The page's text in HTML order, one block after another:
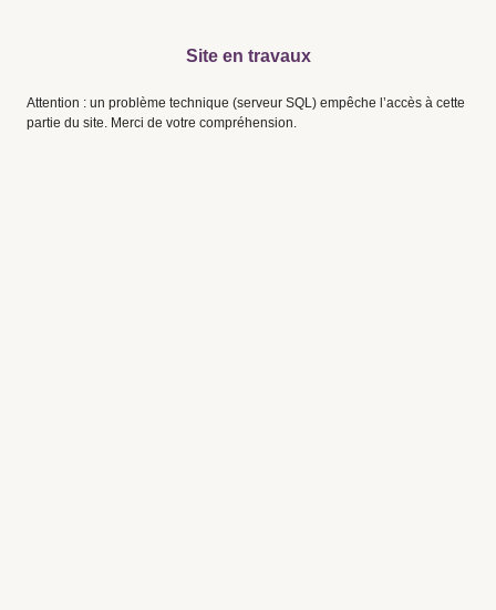
Site en travaux
Attention : un problème technique (serveur SQL) empêche l’accès à cette
partie du site. Merci de votre compréhension.